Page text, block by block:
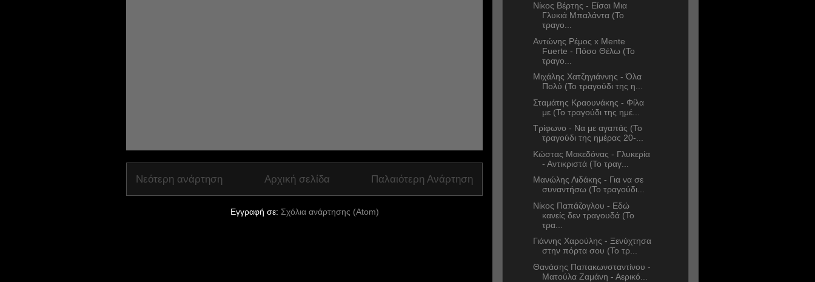
Νεότερη ανάρτηση Παλαιότερη Ανάρτηση
Αρχική σελίδα
Εγγραφή σε: Σχόλια ανάρτησης (Atom)
Νίκος Βέρτης - Είσαι Μια
Γλυκιά Μπαλάντα (Το
τραγο...
Αντώνης Ρέμος x Mente
Fuerte - Πόσο Θέλω (Το
τραγο...
Μιχάλης Χατζηγιάννης - Όλα
Πολύ (Το τραγούδι της η...
Σταμάτης Κραουνάκης - Φίλα
με (Το τραγούδι της ημέ...
Τρίφωνο - Να με αγαπάς (Το
τραγούδι της ημέρας 20-...
Κώστας Μακεδόνας - Γλυκερία
- Αντικριστά (Το τραγ...
Μανώλης Λιδάκης - Για να σε
συναντήσω (Το τραγούδι...
Νίκος Παπάζογλου - Εδώ
κανείς δεν τραγουδά (Το
τρα...
Γιάννης Χαρούλης - Ξενύχτησα
στην πόρτα σου (Το τρ...
Θανάσης Παπακωνσταντίνου -
Ματούλα Ζαμάνη - Αερικό...